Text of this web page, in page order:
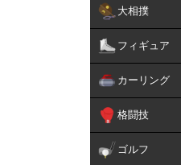
大相撲
フィギュア
カーリング
格闘技
ゴルフ